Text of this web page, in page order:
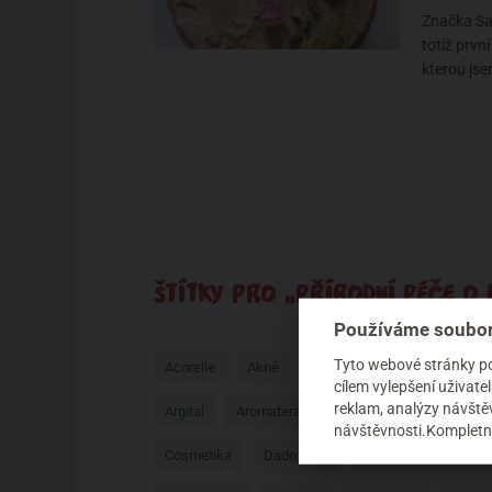
Značka
totiž první
kterou
ŠTÍTKY PRO „PŘÍRODNÍ PÉČE O
Acorelle Akné Akné detektiv Aktuality
Argital Aromaterapie Ayan Balíček
Cosmetika Dado Sens
Používáme
Tyto webové stránky
cílem vylepšení
reklam, analýzy